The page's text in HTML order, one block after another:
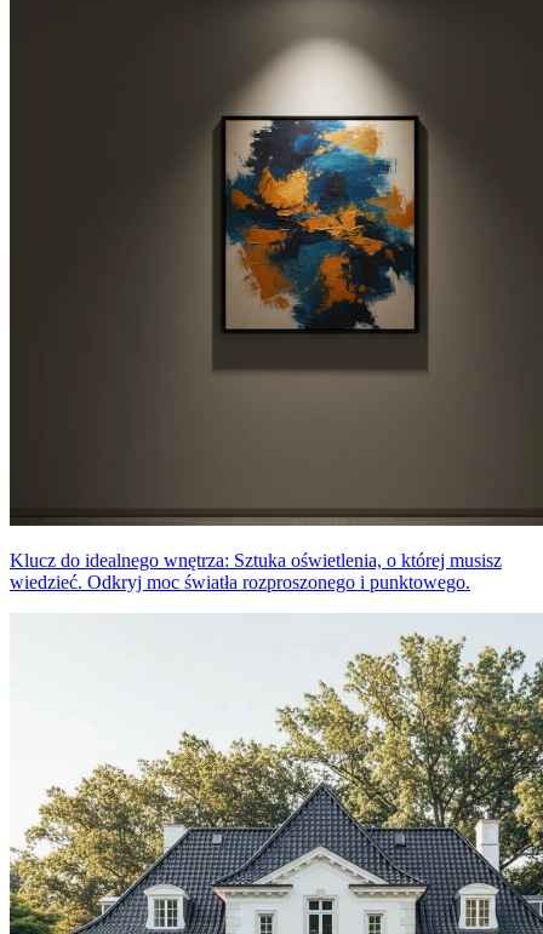
Klucz do idealnego wnętrza: Sztuka oświetlenia, o której musisz
wiedzieć. Odkryj moc światła rozproszonego i punktowego.